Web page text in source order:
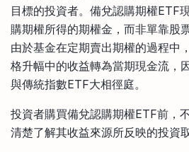
目標的投資者。備兌認購期權ETF
購期權所得的期權金，而非單靠股
由於基金在定期賣出期權的過程中
格升幅中的收益轉為當期現金流，
與傳統指數ETF大相徑庭。
投資者購買備兌認購期權ETF前，
清楚了解其收益來源所反映的投資